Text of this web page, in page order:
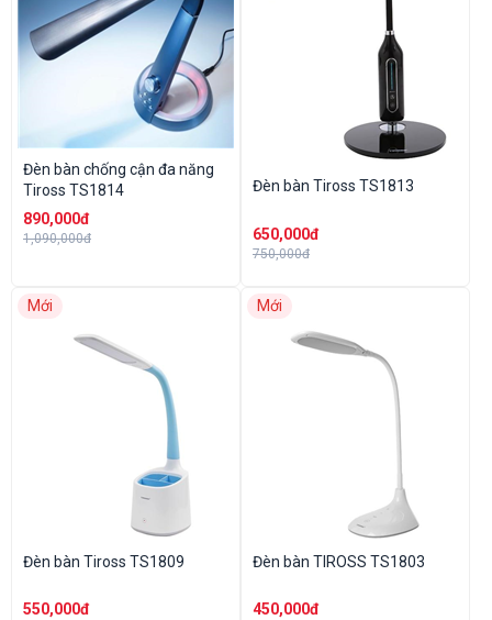
Đèn bàn chống cận đa năng
Tiross TS1814
890,000đ
1,090,000đ
Đèn bàn Tiross TS1813
650,000đ
750,000đ
Mới
Đèn bàn Tiross TS1809
550,000đ
Mới
Đèn bàn TIROSS TS1803
450,000đ